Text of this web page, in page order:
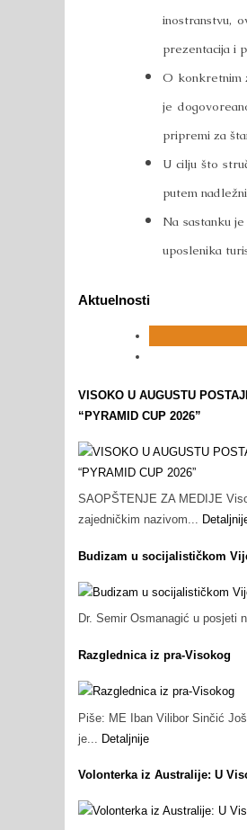
inostranstvu,
prezentacija i
O konkretnim
je
pripremi za
U cilju što
putem
Na sastanku
uposlenika
Aktuelnosti
VISOKO U AUGUSTU
“PYRAMID CUP 2026”
SAOPŠTENJE ZA MEDIJE
zajedničkim nazivom...
Budizam u socijalističkom
Dr. Semir Osmanagić u posjeti
Razglednica iz pra-Visokog
Piše: ME Iban Vilibor Sinčić
je... Detaljnije
Volonterka iz Australije: U